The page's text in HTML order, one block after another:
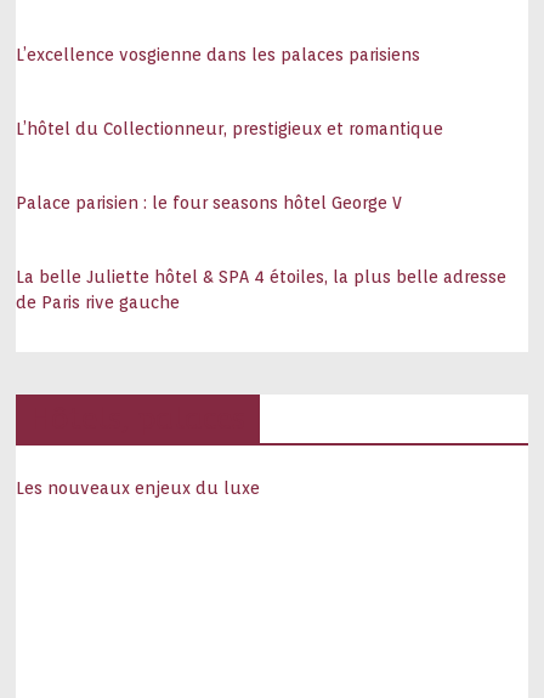
L’excellence vosgienne dans les palaces parisiens
L’hôtel du Collectionneur, prestigieux et romantique
Palace parisien : le four seasons hôtel George V
La belle Juliette hôtel & SPA 4 étoiles, la plus belle adresse
de Paris rive gauche
Les nouveaux enjeux du luxe